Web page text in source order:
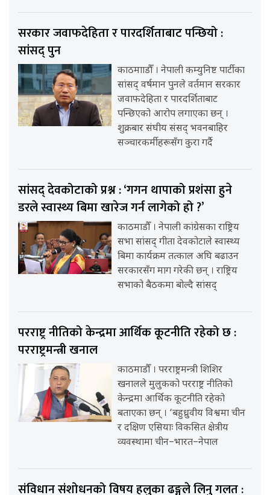
सरकार जवाफदेहिता र पारदर्शिताबाट पन्छियो :
सांसद् पुन
काठमााडौँ । नेपाली कम्युनिष्ट पार्टीका
सांसद् वर्षमान पुनले वर्तमान सरकार
जवाफदेहिता र पारदर्शिताबाट
पन्छिएको आरोप लगाएका छन् ।
शुक्रबार संघीय संसद् भवनबाहिर
सञ्चारकर्मीहरूसँग कुरा गर्दै
सांसद् देवकोटाको प्रश्न : ‘गगन थापाको प्रशंसा हुने
डरले स्वास्थ्य बिमा खारेज गर्न लागेको हो ?’
काठमाडौँ । नेपाली कांग्रेसका राष्ट्रिय
सभा सांसद् गीता देवकोटाले स्वास्थ्य
बिमा कार्यक्रम तत्काल अघि बढाउन
सरकारसँग माग गरेकी छन् । राष्ट्रिय
सभाको बैठकमा बोल्दै सांसद्
परराष्ट्र नीतिको केन्द्रमा आर्थिक कूटनीति रहेको छ :
परराष्ट्रमन्त्री खनाल
काठमाडौँ । परराष्ट्रमन्त्री शिशिर
खनालले मुलुकको परराष्ट्र नीतिको
केन्द्रमा आर्थिक कूटनीति रहेको
बताएका छन् । ‘बहुध्रुवीय विश्वमा चीन
र दक्षिण एसियाः विकसित क्षेत्रीय
व्यवस्थामा चीन–भारत–नेपाल
संविधान संशोधनको विषय हलुका ढङ्गले लिनु गलत :